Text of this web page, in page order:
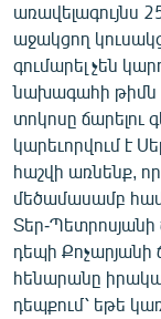
առավելագույնս
աջակցող
գումարել չեն
նախագահի թիմն
տոկոսը ճարելու
կարեւորվում է
հաշվի առնենք,
մեծամասամբ
Տեր-
դեպի
հենարանը
դեպքում՝ եթե